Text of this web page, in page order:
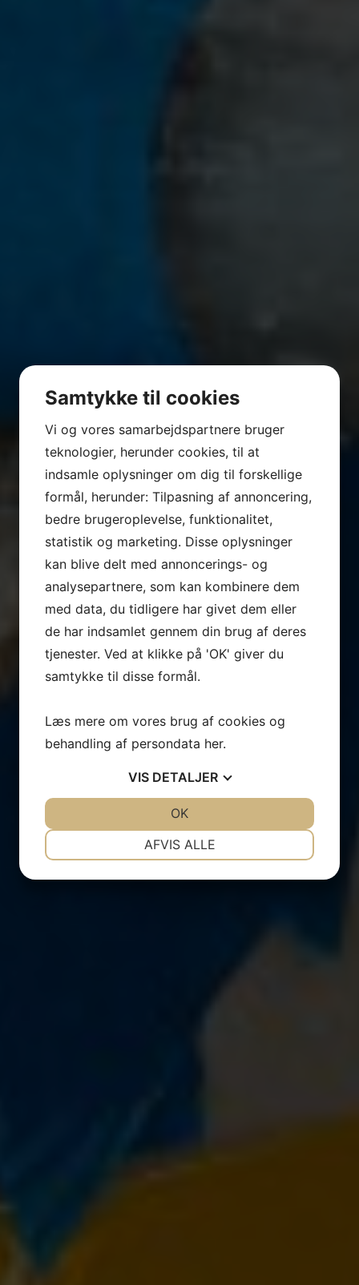
Samtykke til cookies
Vi og vores samarbejdspartnere bruger
teknologier, herunder cookies, til at
indsamle oplysninger om dig til forskellige
formål, herunder: Tilpasning af annoncering,
bedre brugeroplevelse, funktionalitet,
statistik og marketing. Disse oplysninger
kan blive delt med annoncerings- og
analysepartnere, som kan kombinere dem
med data, du tidligere har givet dem eller
de har indsamlet gennem din brug af deres
tjenester. Ved at klikke på 'OK' giver du
samtykke til disse formål.
Læs mere om vores brug af cookies og
behandling af persondata her.
VIS DETALJER
AFVIS ALLE
OK